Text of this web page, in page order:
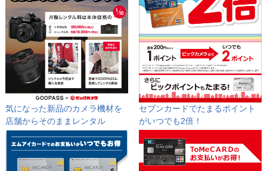
気になった新品のカメラ機材を
店舗からそのままレンタル
セブンカードでたまるポイント
がいつでも2倍！